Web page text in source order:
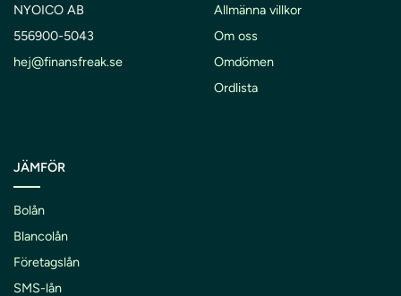
NYOICO AB
556900-5043
hej@finansfreak.se
Allmänna villkor
Om oss
Omdömen
Ordlista
JÄMFÖR
Bolån
Blancolån
Företagslån
SMS-lån